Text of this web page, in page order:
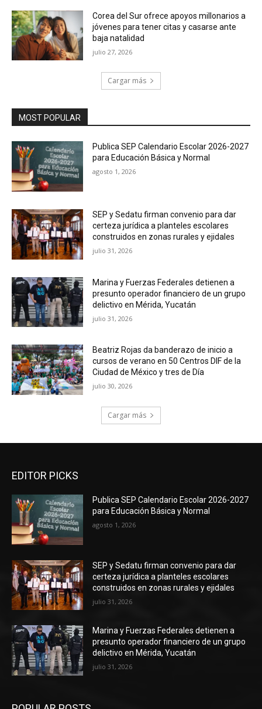
Corea del Sur ofrece apoyos millonarios a
jóvenes para tener citas y casarse ante
baja natalidad
julio 27, 2026
Cargar más
MOST POPULAR
Publica SEP Calendario Escolar 2026-2027
para Educación Básica y Normal
agosto 1, 2026
SEP y Sedatu firman convenio para dar
certeza jurídica a planteles escolares
construidos en zonas rurales y ejidales
julio 31, 2026
Marina y Fuerzas Federales detienen a
presunto operador financiero de un grupo
delictivo en Mérida, Yucatán
julio 31, 2026
Beatriz Rojas da banderazo de inicio a
cursos de verano en 50 Centros DIF de la
Ciudad de México y tres de Día
julio 30, 2026
Cargar más
EDITOR PICKS
Publica SEP Calendario Escolar 2026-2027
para Educación Básica y Normal
agosto 1, 2026
SEP y Sedatu firman convenio para dar
certeza jurídica a planteles escolares
construidos en zonas rurales y ejidales
julio 31, 2026
Marina y Fuerzas Federales detienen a
presunto operador financiero de un grupo
delictivo en Mérida, Yucatán
julio 31, 2026